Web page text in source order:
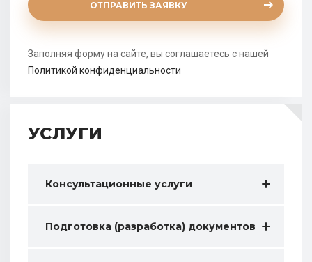
ОТПРАВИТЬ ЗАЯВКУ
Заполняя форму на сайте, вы соглашаетесь с нашей
Политикой конфиденциальности
УСЛУГИ
Консультационные услуги
Подготовка (разработка) документов